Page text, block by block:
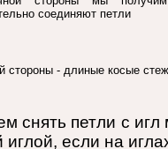
соединяют петли
стороны - длиные косые
снять петли с игл
если на